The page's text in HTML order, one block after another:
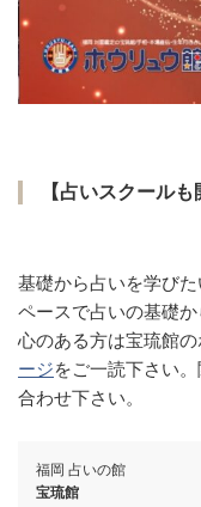
【占いスクールも
基礎から占いを学び
ペースで占いの基礎
心のある方は宝琉館
ージをご一読下さい
合わせ下さい。
福岡 占いの館
宝琉館